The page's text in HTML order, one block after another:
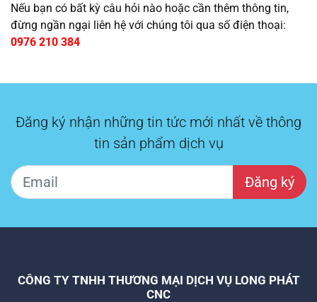
Nếu bạn có bất kỳ câu hỏi nào hoặc cần thêm thông tin,
đừng ngần ngại liên hệ với chúng tôi qua số điện thoại:
0976 210 384
Đăng ký nhận những tin tức mới nhất về thông
tin sản phẩm dịch vụ
Đăng ký
CÔNG TY TNHH THƯƠNG MẠI DỊCH VỤ LONG PHÁT
CNC